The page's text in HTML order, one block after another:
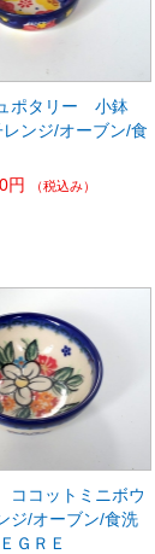
ポタリー 小鉢
ンジ/オーブン/食
円
（税込み）
コットミニボウ
ジ/オーブン/食洗
ＧＲＥ